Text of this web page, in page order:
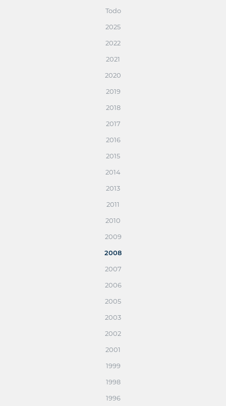
Todo
2025
2022
2021
2020
2019
2018
2017
2016
2015
2014
2013
2011
2010
2009
2008
2007
2006
2005
2003
2002
2001
1999
1998
1996